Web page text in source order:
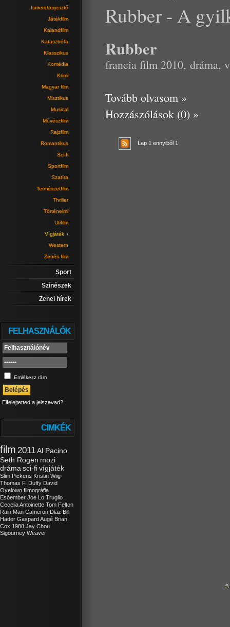
Ismeretterjesztő
Játékfilm
Kalandfilm
Katasztrófa
Klasszikus
Komédia
Krimi
Magyar film
Misztikus
Musical
Művészfilm
Rajzfilm
Romantikus
Sci-fi
Sportfilm
Szatíra
Természetfilm
Thriller
Történelmi
Utifilm
Vígjáték
Western
Zenés film
Sport
Színészek
Zenei hírek
FELHASZNÁLÓK
Emlékezz rám
Elfelejtetted a jelszavad?
CIMKÉK
film 2011Al Pacino
Seth Rogen mozi
dráma sci-fivígjáték
Slim Pickens Kristin Wiig
Thomas F. Duffy David
Oyelowo filmográfia
Esőember Joe Lo Truglio
Cecelia Antoinette Tom Felton
Rain Man Cameron Diaz Bill
Hader Gaspard Augé Brian
Cox 1988 Jay Chou
Sigourney Weaver
Rubber - A
Rubber
francia film 2010, dráma,
Tovább olvasom »
Hozzászólások (0) »
Lap 1 ennyiből 1
©